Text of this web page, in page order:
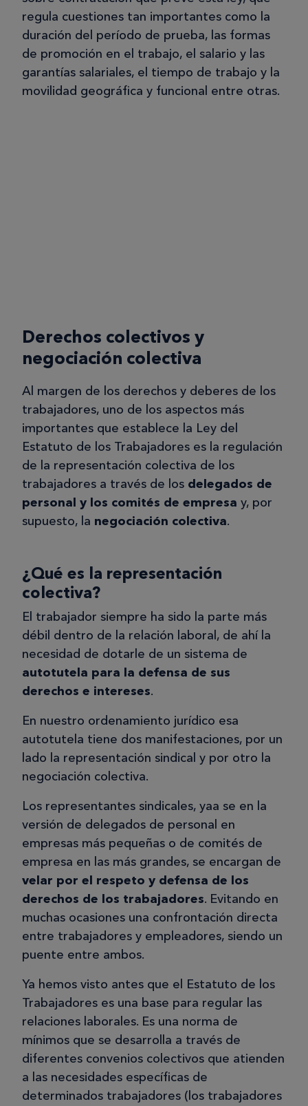
regula cuestiones tan importantes como la
duración del período de prueba, las formas
de promoción en el trabajo, el salario y las
garantías salariales, el tiempo de trabajo y la
movilidad geográfica y funcional entre otras.
Derechos colectivos y
negociación colectiva
Al margen de los derechos y deberes de los
trabajadores, uno de los aspectos más
importantes que establece la Ley del
Estatuto de los Trabajadores es la regulación
de la representación colectiva de los
trabajadores a través de los delegados de
personal y los comités de empresa y, por
supuesto, la negociación colectiva.
¿Qué es la representación
colectiva?
El trabajador siempre ha sido la parte más
débil dentro de la relación laboral, de ahí la
necesidad de dotarle de un sistema de
autotutela para la defensa de sus
derechos e intereses.
En nuestro ordenamiento jurídico esa
autotutela tiene dos manifestaciones, por un
lado la representación sindical y por otro la
negociación colectiva.
Los representantes sindicales, yaa se en la
versión de delegados de personal en
empresas más pequeñas o de comités de
empresa en las más grandes, se encargan de
velar por el respeto y defensa de los
derechos de los trabajadores. Evitando en
muchas ocasiones una confrontación directa
entre trabajadores y empleadores, siendo un
puente entre ambos.
Ya hemos visto antes que el Estatuto de los
Trabajadores es una base para regular las
relaciones laborales. Es una norma de
mínimos que se desarrolla a través de
diferentes convenios colectivos que atienden
a las necesidades específicas de
determinados trabajadores (los trabajadores